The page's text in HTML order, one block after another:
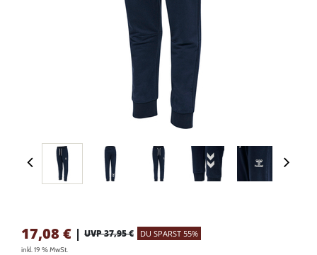
17,08 € | UVP 37,95 € DU SPARST 55%
inkl. 19 % MwSt.